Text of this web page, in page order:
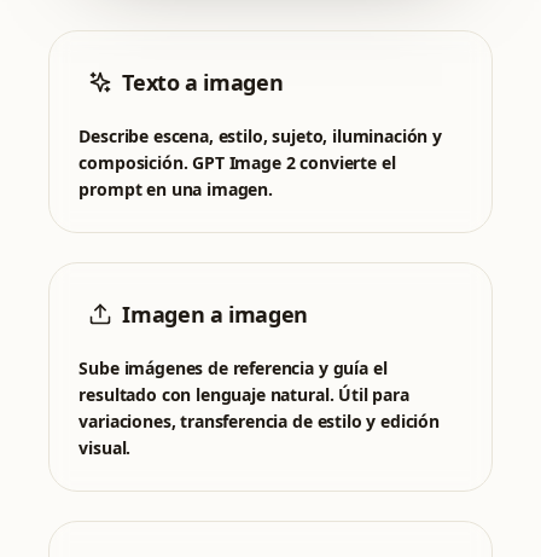
Texto a imagen
Describe escena, estilo, sujeto, iluminación y
composición. GPT Image 2 convierte el
prompt en una imagen.
Imagen a imagen
Sube imágenes de referencia y guía el
resultado con lenguaje natural. Útil para
variaciones, transferencia de estilo y edición
visual.